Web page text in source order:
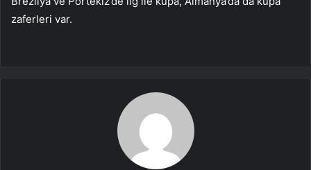
zaferleri var.